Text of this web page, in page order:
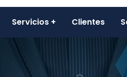
Servicios Clientes